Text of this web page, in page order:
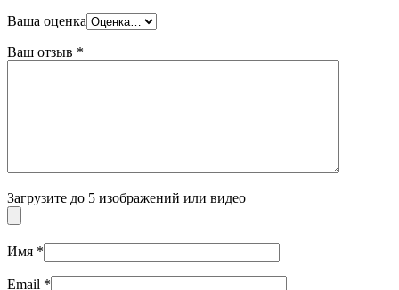
Ваша оценка
Ваш отзыв *
Загрузите до 5 изображений или видео
Имя *
Email *